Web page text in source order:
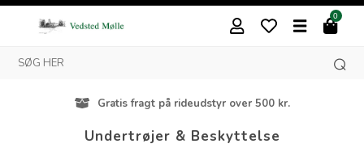
0
Gratis fragt på rideudstyr over 500 kr.
Undertrøjer & Beskyttelse